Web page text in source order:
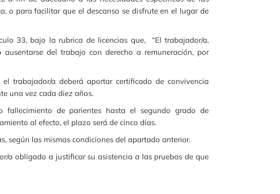
o para facilitar que el descanso se disfrute en el lugar de
33, bajo la rubrica de licencias que, “El trabajador/a,
del trabajo con derecho a remuneración, por
trabajador/a deberá aportar certificado de convivencia
una vez cada diez años.
de parientes hasta el segundo grado de
al efecto, el plazo será de cinco días.
según las mismas condiciones del apartado anterior.
a obligado a justificar su asistencia a las pruebas de que